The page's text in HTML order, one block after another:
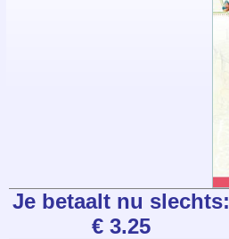
Je betaalt nu slechts:
€ 3.25